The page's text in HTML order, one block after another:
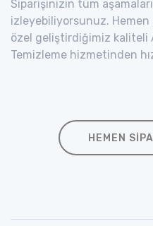
Siparişinizin tüm
izleyebiliyorsunuz.
özel geliştirdiğimiz kaliteli
Temizleme hizmetinden
HEMEN